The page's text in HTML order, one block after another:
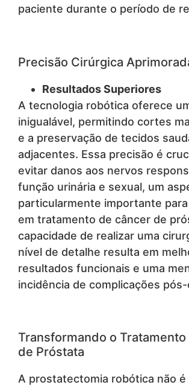
paciente durante o período de
Precisão Cirúrgica
Resultados Superiores
A tecnologia robótica oferece
inigualável, permitindo cortes
e a preservação de tecidos
adjacentes. Essa precisão é
evitar danos aos nervos
função urinária e sexual, um
particularmente importante
em tratamento de câncer de
capacidade de realizar uma
nível de detalhe resulta em
resultados funcionais e uma
incidência de complicações
Transformando o
de Próstata
A prostatectomia robótica não é